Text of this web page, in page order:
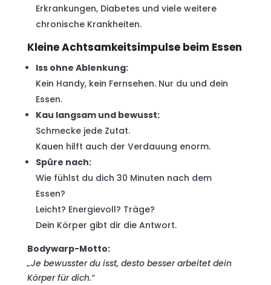
Erkrankungen, Diabetes und viele weitere
chronische Krankheiten.
Kleine Achtsamkeitsimpulse beim Essen
Iss ohne Ablenkung:
Kein Handy, kein Fernsehen. Nur du und dein
Essen.
Kau langsam und bewusst:
Schmecke jede Zutat.
Kauen hilft auch der Verdauung enorm.
Spüre nach:
Wie fühlst du dich 30 Minuten nach dem
Essen?
Leicht? Energievoll? Träge?
Dein Körper gibt dir die Antwort.
Bodywarp-Motto:
„Je bewusster du isst, desto besser arbeitet dein
Körper für dich.“